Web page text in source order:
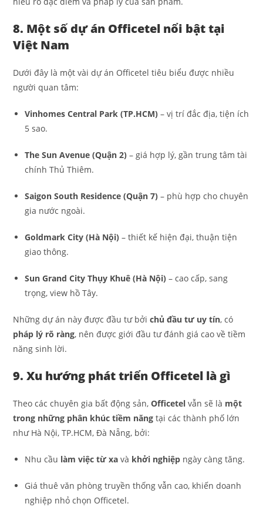
8. Một số dự án Officetel nổi bật tại
Việt Nam
Dưới đây là một vài dự án Officetel tiêu biểu được nhiều
người quan tâm:
Vinhomes Central Park (TP.HCM) – vị trí đắc địa, tiện ích
5 sao.
The Sun Avenue (Quận 2) – giá hợp lý, gần trung tâm tài
chính Thủ Thiêm.
Saigon South Residence (Quận 7) – phù hợp cho chuyên
gia nước ngoài.
Goldmark City (Hà Nội) – thiết kế hiện đại, thuận tiện
giao thông.
Sun Grand City Thụy Khuê (Hà Nội) – cao cấp, sang
trọng, view hồ Tây.
Những dự án này được đầu tư bởichủ đầu tư uy tín, có
pháp lý rõ ràng, nên được giới đầu tư đánh giá cao về tiềm
năng sinh lời.
9. Xu hướng phát triển Officetel là gì
Theo các chuyên gia bất động sản,Officetel vẫn sẽ là một
trong những phân khúc tiềm năng tại các thành phố lớn
như Hà Nội, TP.HCM, Đà Nẵng, bởi:
Nhu cầu làm việc từ xa và khởi nghiệp ngày càng tăng.
Giá thuê văn phòng truyền thống vẫn cao, khiến doanh
nghiệp nhỏ chọn Officetel.